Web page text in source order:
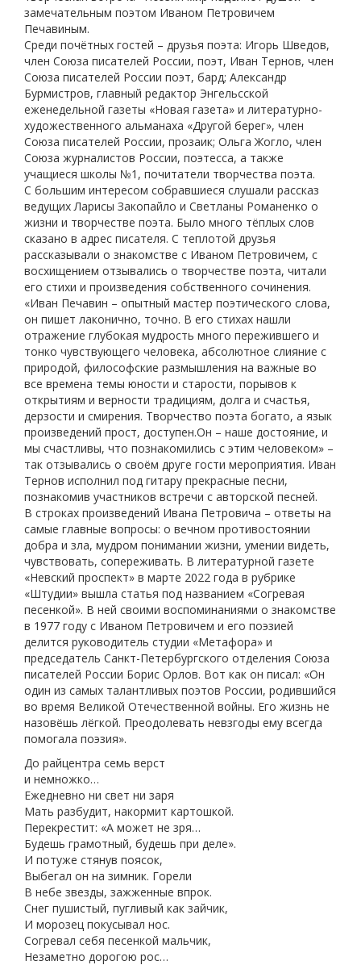
замечательным поэтом Иваном Петровичем
Печавиным.
Среди почётных гостей – друзья поэта: Игорь Шведов,
член Союза писателей России, поэт, Иван Тернов, член
Союза писателей России поэт, бард; Александр
Бурмистров, главный редактор Энгельсской
еженедельной газеты «Новая газета» и литературно-
художественного альманаха «Другой берег», член
Союза писателей России, прозаик; Ольга Жогло, член
Союза журналистов России, поэтесса, а также
учащиеся школы №1, почитатели творчества поэта.
С большим интересом собравшиеся слушали рассказ
ведущих Ларисы Закопайло и Светланы Романенко о
жизни и творчестве поэта. Было много тёплых слов
сказано в адрес писателя. С теплотой друзья
рассказывали о знакомстве с Иваном Петровичем, с
восхищением отзывались о творчестве поэта, читали
его стихи и произведения собственного сочинения.
«Иван Печавин – опытный мастер поэтического слова,
он пишет лаконично, точно. В его стихах нашли
отражение глубокая мудрость много пережившего и
тонко чувствующего человека, абсолютное слияние с
природой, философские размышления на важные во
все времена темы юности и старости, порывов к
открытиям и верности традициям, долга и счастья,
дерзости и смирения. Творчество поэта богато, а язык
произведений прост, доступен.Он – наше достояние, и
мы счастливы, что познакомились с этим человеком» –
так отзывались о своём друге гости мероприятия. Иван
Тернов исполнил под гитару прекрасные песни,
познакомив участников встречи с авторской песней.
В строках произведений Ивана Петровича – ответы на
самые главные вопросы: о вечном противостоянии
добра и зла, мудром понимании жизни, умении видеть,
чувствовать, сопереживать. В литературной газете
«Невский проспект» в марте 2022 года в рубрике
«Штудии» вышла статья под названием «Согревая
песенкой». В ней своими воспоминаниями о знакомстве
в 1977 году с Иваном Петровичем и его поэзией
делится руководитель студии «Метафора» и
председатель Санкт-Петербургского отделения Союза
писателей России Борис Орлов. Вот как он писал: «Он
один из самых талантливых поэтов России, родившийся
во время Великой Отечественной войны. Его жизнь не
назовёшь лёгкой. Преодолевать невзгоды ему всегда
помогала поэзия».
До райцентра семь верст
и немножко…
Ежедневно ни свет ни заря
Мать разбудит, накормит картошкой.
Перекрестит: «А может не зря…
Будешь грамотный, будешь при деле».
И потуже стянув поясок,
Выбегал он на зимник. Горели
В небе звезды, зажженные впрок.
Снег пушистый, пугливый как зайчик,
И морозец покусывал нос.
Согревал себя песенкой мальчик,
Незаметно дорогою рос…